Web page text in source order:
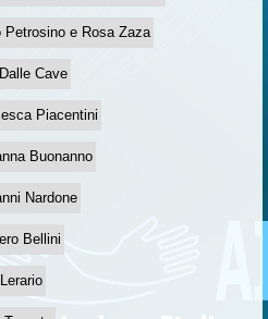
Petrosino e Rosa Zaza
Cave
Piacentini
Buonanno
Nardone
Bellini